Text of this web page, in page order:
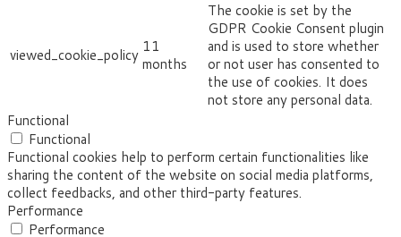
viewed_cookie_policy 11
months
The cookie is set by the
GDPR Cookie Consent plugin
and is used to store whether
or not user has consented to
the use of cookies. It does
not store any personal data.
Functional
Functional
Functional cookies help to perform certain functionalities like
sharing the content of the website on social media platforms,
collect feedbacks, and other third-party features.
Performance
Performance